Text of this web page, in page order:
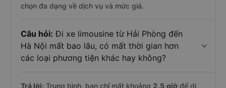
chọn đa dạng về dịch vụ và mức giá.
Câu hỏi: Đi xe limousine từ Hải Phòng đến
Hà Nội mất bao lâu, có mất thời gian hơn
các loại phương tiện khác hay không?
Trả lời: Trung bình, bạn chỉ mất khoảng 2.5 giờ để di